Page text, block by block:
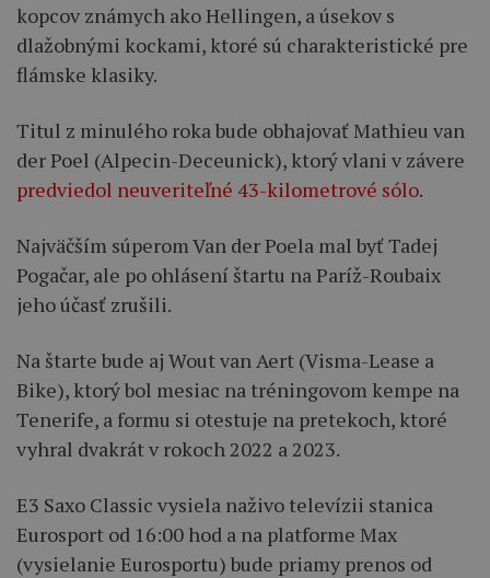
kopcov známych ako Hellingen, a úsekov s
dlažobnými kockami, ktoré sú charakteristické pre
flámske klasiky.
Titul z minulého roka bude obhajovať Mathieu van
der Poel (Alpecin-Deceunick), ktorý vlani v závere
predviedol neuveriteľné 43-kilometrové sólo.
Najväčším súperom Van der Poela mal byť Tadej
Pogačar, ale po ohlásení štartu na Paríž-Roubaix
jeho účasť zrušili.
Na štarte bude aj Wout van Aert (Visma-Lease a
Bike), ktorý bol mesiac na tréningovom kempe na
Tenerife, a formu si otestuje na pretekoch, ktoré
vyhral dvakrát v rokoch 2022 a 2023.
E3 Saxo Classic vysiela naživo televízii stanica
Eurosport od 16:00 hod a na platforme Max
(vysielanie Eurosportu) bude priamy prenos od